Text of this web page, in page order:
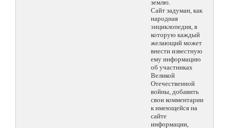
землю.
Сайт задуман, как
народная
энциклопедия, в
которую каждый
желающий может
внести известную
ему информацию
об участниках
Великой
Отечественной
войны, добавить
свои комментарии
к имеющейся на
сайте
информации,